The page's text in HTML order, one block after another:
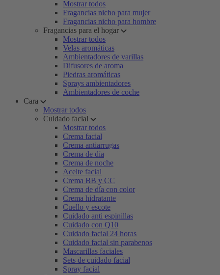
Mostrar todos
Fragancias nicho para mujer
Fragancias nicho para hombre
Fragancias para el hogar
Mostrar todos
Velas aromáticas
Ambientadores de varillas
Difusores de aroma
Piedras aromáticas
Sprays ambientadores
Ambientadores de coche
Cara
Mostrar todos
Cuidado facial
Mostrar todos
Crema facial
Crema antiarrugas
Crema de día
Crema de noche
Aceite facial
Crema BB y CC
Crema de día con color
Crema hidratante
Cuello y escote
Cuidado anti espinillas
Cuidado con Q10
Cuidado facial 24 horas
Cuidado facial sin parabenos
Mascarillas faciales
Sets de cuidado facial
Spray facial